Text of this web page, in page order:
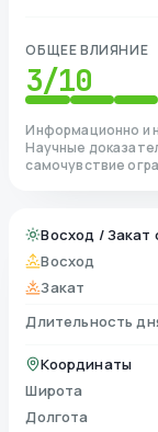
ОБЩЕЕ ВЛИЯНИЕ
3/10
Информационно и
Научные
самочувствие
Восход / Закат
Восход
Закат
Длительность
Координаты
Широта
Долгота